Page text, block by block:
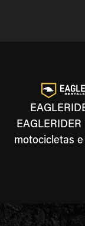
motocicletas